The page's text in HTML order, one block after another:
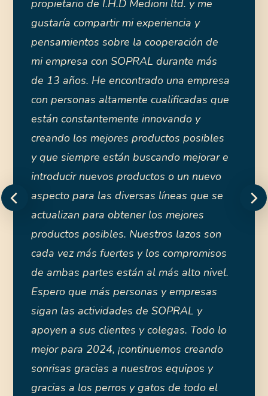
propietario de I.H.D Medioni ltd. y me
gustaría compartir mi experiencia y
pensamientos sobre la cooperación de
mi empresa con SOPRAL durante más
de 13 años. He encontrado una empresa
con personas altamente cualificadas que
están constantemente innovando y
creando los mejores productos posibles
y que siempre están buscando mejorar e
introducir nuevos productos o un nuevo
aspecto para las diversas líneas que se
actualizan para obtener los mejores
productos posibles. Nuestros lazos son
cada vez más fuertes y los compromisos
de ambas partes están al más alto nivel.
Espero que más personas y empresas
sigan las actividades de SOPRAL y
apoyen a sus clientes y colegas. Todo lo
mejor para 2024, ¡continuemos creando
sonrisas gracias a nuestros equipos y
gracias a los perros y gatos de todo el
"Pro Nutrition es un pequeño león que
necesidades de los animales, innovamos
y garantizamos resultados. La excelente
sus efectos beneficiosos en la nutrición
de nuestros mejores amigos minimizan
los problemas y proporcionan un
especializado está siempre dispuesto a
escuchar y apoyar nuestros esfuerzos
conjuntos para el futuro. ¿Qué mejor
manera de construir una cooperación
sana, leal y a largo plazo?".
JEFE DE DESARROLLO
EMIRATOS ÁRABES UNIDOS